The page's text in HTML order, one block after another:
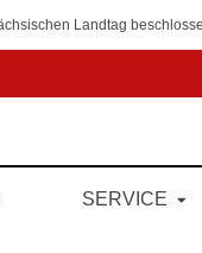
Landtag
SERVICE